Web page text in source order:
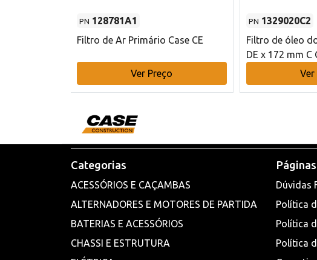
PN 128781A1
Filtro de Ar Primário Case CE
Ver Preço
PN 1329020C2
Filtro de óleo
DE x 172 mm C
Ver
Categorias
ACESSÓRIOS E CAÇAMBAS
ALTERNADORES E MOTORES DE PARTIDA
BATERIAS E ACESSÓRIOS
CHASSI E ESTRUTURA
Dúvidas
Política
Política
Política